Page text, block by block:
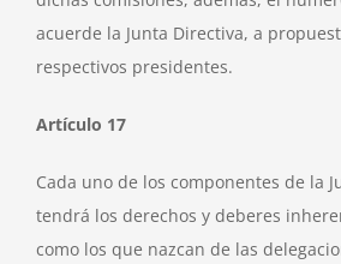
acuerde la Junta Directiva, a
respectivos presidentes.
Artículo 17
Cada uno de los componentes de la
tendrá los derechos y deberes
como los que nazcan de las